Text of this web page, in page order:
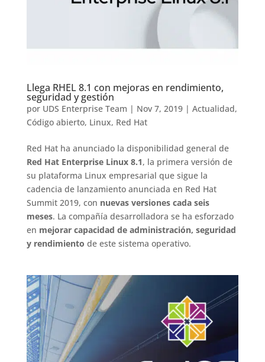
Llega RHEL 8.1 con mejoras en rendimiento,
seguridad y gestión
por UDS Enterprise Team | Nov 7, 2019| Actualidad,
Código abierto, Linux, Red Hat
Red Hat ha anunciado la disponibilidad general de
Red Hat Enterprise Linux 8.1, la primera versión de
su plataforma Linux empresarial que sigue la
cadencia de lanzamiento anunciada en Red Hat
Summit 2019, con nuevas versiones cada seis
meses. La compañía desarrolladora se ha esforzado
en mejorar capacidad de administración, seguridad
y rendimiento de este sistema operativo.